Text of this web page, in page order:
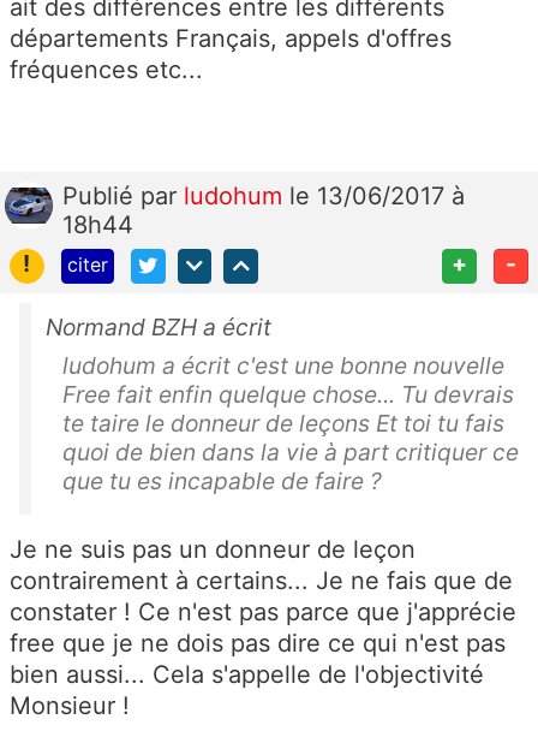
ait des différences entre les différents
départements Français, appels d'offres
fréquences etc...
Publié par ludohum le 13/06/2017 à
18h44
!
citer + -
Normand BZH a écrit
ludohum a écrit c'est une bonne nouvelle
Free fait enfin quelque chose... Tu devrais
te taire le donneur de leçons Et toi tu fais
quoi de bien dans la vie à part critiquer ce
que tu es incapable de faire ?
Je ne suis pas un donneur de leçon
contrairement à certains... Je ne fais que de
constater ! Ce n'est pas parce que j'apprécie
free que je ne dois pas dire ce qui n'est pas
bien aussi... Cela s'appelle de l'objectivité
Monsieur !